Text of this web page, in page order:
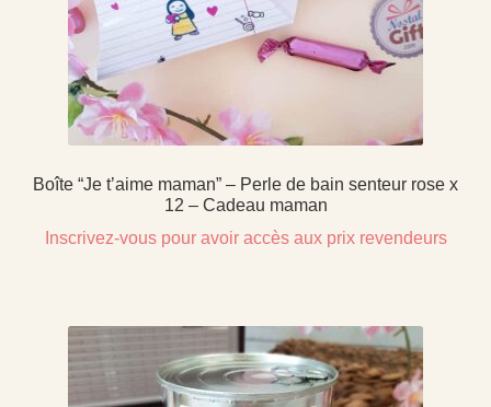
Boîte “Je t’aime maman” – Perle de bain senteur rose x
12 – Cadeau maman
Inscrivez-vous pour avoir accès aux prix revendeurs